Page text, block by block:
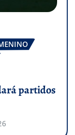
partidos